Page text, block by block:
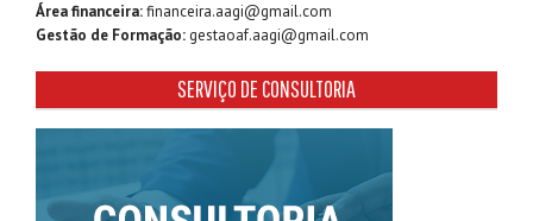
Área financeira:financeira.aagi@gmail.com
Gestão de Formação: gestaoaf.aagi@gmail.com
SERVIÇO DE CONSULTORIA